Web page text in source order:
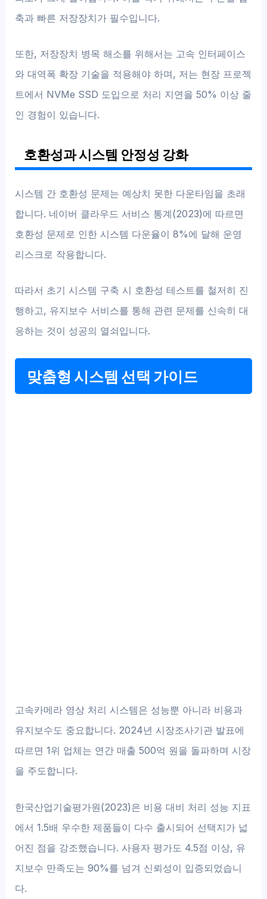
축과 빠른 저장장치가 필수입니다.
또한, 저장장치 병목 해소를 위해서는 고속 인터페이스
와 대역폭 확장 기술을 적용해야 하며, 저는 현장 프로젝
트에서 NVMe SSD 도입으로 처리 지연을 50% 이상 줄
인 경험이 있습니다.
호환성과 시스템 안정성 강화
시스템 간 호환성 문제는 예상치 못한 다운타임을 초래
합니다. 네이버 클라우드 서비스 통계(2023)에 따르면
호환성 문제로 인한 시스템 다운율이 8%에 달해 운영
리스크로 작용합니다.
따라서 초기 시스템 구축 시 호환성 테스트를 철저히 진
행하고, 유지보수 서비스를 통해 관련 문제를 신속히 대
응하는 것이 성공의 열쇠입니다.
맞춤형 시스템 선택 가이드
고속카메라 영상 처리 시스템은 성능뿐 아니라 비용과
유지보수도 중요합니다. 2024년 시장조사기관 발표에
따르면 1위 업체는 연간 매출 500억 원을 돌파하며 시장
을 주도합니다.
한국산업기술평가원(2023)은 비용 대비 처리 성능 지표
에서 1.5배 우수한 제품들이 다수 출시되어 선택지가 넓
어진 점을 강조했습니다. 사용자 평가도 4.5점 이상, 유
지보수 만족도는 90%를 넘겨 신뢰성이 입증되었습니
다.